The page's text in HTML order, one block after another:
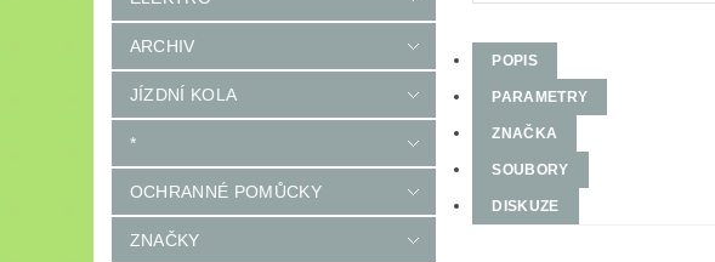
ARCHIV
JÍZDNÍ KOLA
*
OCHRANNÉ POMŮCKY
ZNAČKY
POPIS
PARAMETRY
ZNAČKA
SOUBORY
DISKUZE